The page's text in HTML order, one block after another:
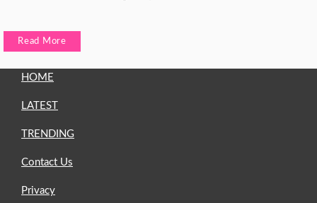
Read More
HOME
LATEST
TRENDING
Contact Us
Privacy